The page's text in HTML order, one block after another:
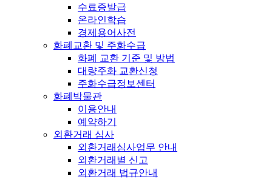
수료증발급
온라인학습
경제용어사전
화폐교환 및 주화수급
화폐 교환 기준 및 방법
대량주화 교환신청
주화수급정보센터
화폐박물관
이용안내
예약하기
외환거래 심사
외환거래심사업무 안내
외환거래별 신고
외환거래 법규안내